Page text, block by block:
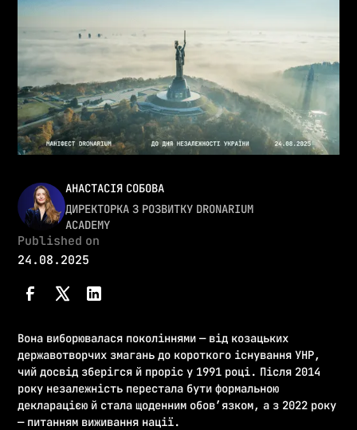
АНАСТАСІЯ СОБОВА
ДИРЕКТОРКА З РОЗВИТКУ DRONARIUM
ACADEMY
Published on
24.08.2025
Вона виборювалася поколіннями — від козацьких
державотворчих змагань до короткого існування УНР,
чий досвід зберігся й проріс у 1991 році. Після 2014
року незалежність перестала бути формальною
декларацією й стала щоденним обов’язком, а з 2022 року
— питанням виживання нації.